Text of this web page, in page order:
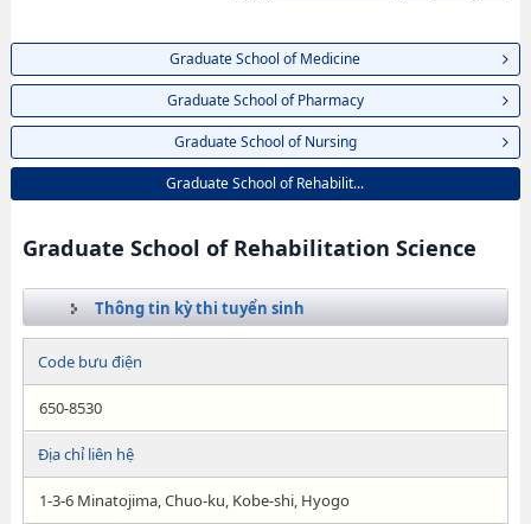
Graduate School of Medicine
Graduate School of Pharmacy
Graduate School of Nursing
Graduate School of Rehabilit...
Graduate School of Rehabilitation Science
Thông tin kỳ thi tuyển sinh
Code bưu điện
650-8530
Địa chỉ liên hệ
1-3-6 Minatojima, Chuo-ku, Kobe-shi, Hyogo